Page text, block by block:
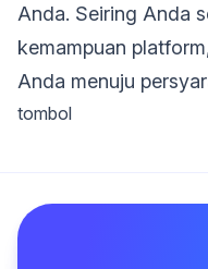
Anda. Seiring Anda
kemampuan
Anda menuju
tombol